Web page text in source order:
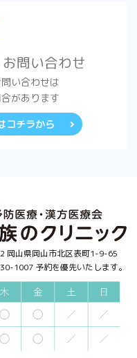
問い合わせ
い合わせは
があります
コチラから
岡山県岡山市北区表町1-9-65
1007 予約を優先いたします。